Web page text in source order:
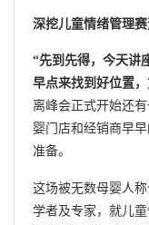
深挖儿童情绪管理
“先到先得，今天讲
早点来找到好位置
离峰会正式开始还
婴门店和经销商早
准备。
这场被无数母婴人
学者及专家，就儿